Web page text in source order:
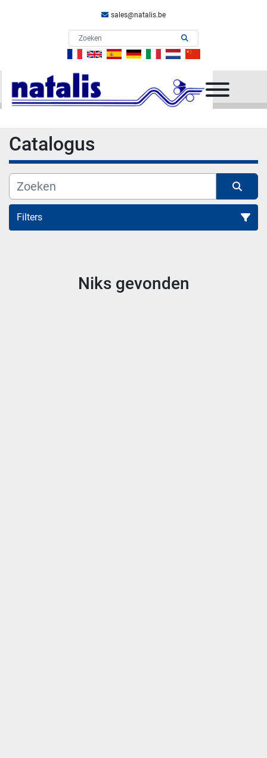
sales@natalis.be
Catalogus
Filters
Sorteren op
Niks gevonden